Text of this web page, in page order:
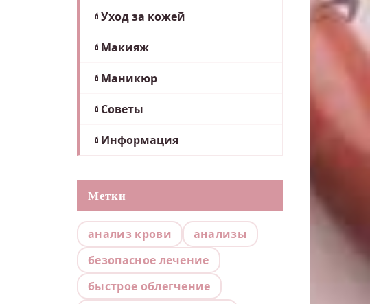
Уход за кожей
Макияж
Маникюр
Советы
Информация
Метки
анализ крови
анализы
безопасное лечение
быстрое облегчение